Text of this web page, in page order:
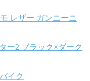
レザー ガンニーニ
ー2 ブラック×ダーク
イク